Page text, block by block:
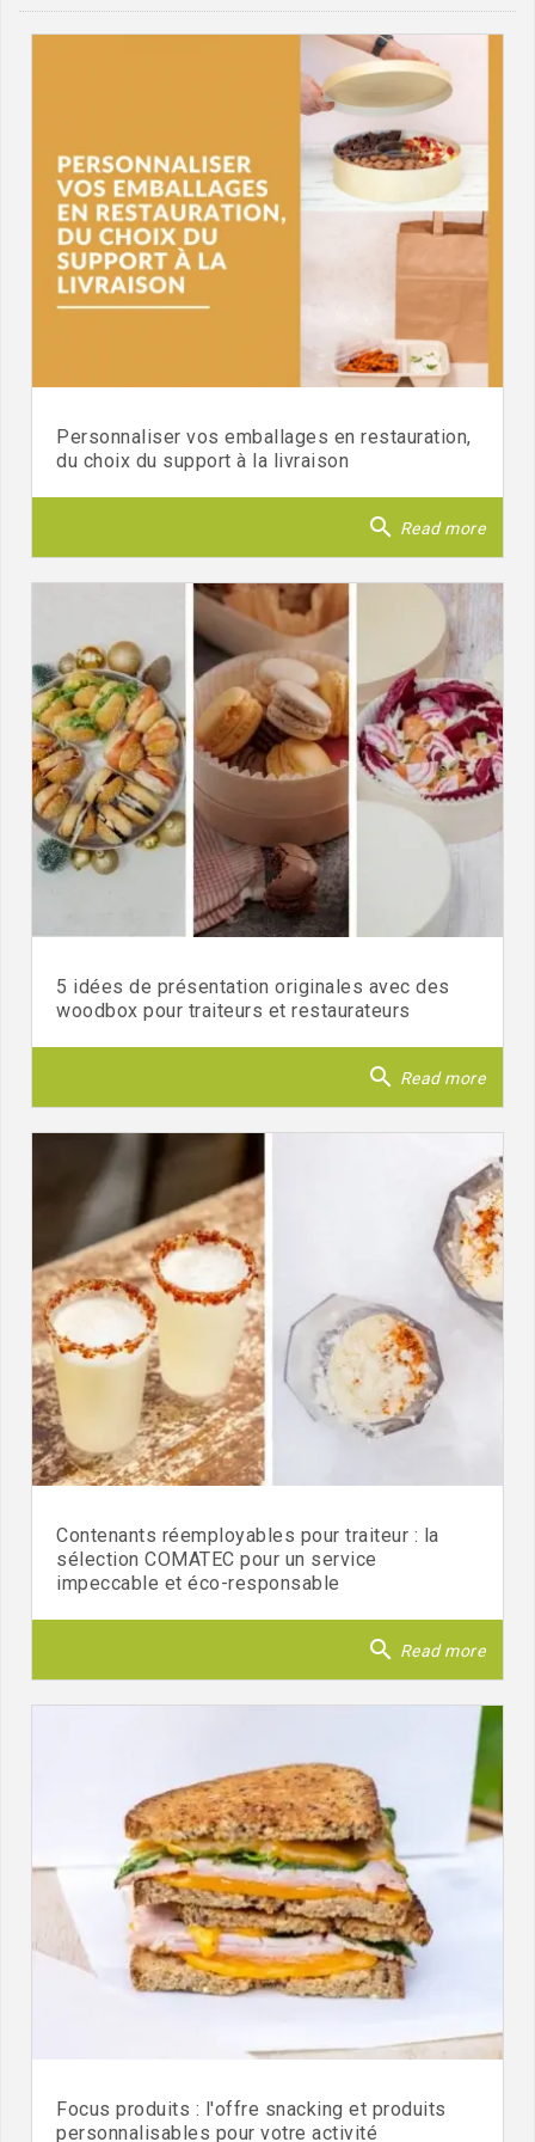
Personnaliser vos emballages en restauration,
du choix du support à la livraison
search Read more
5 idées de présentation originales avec des
woodbox pour traiteurs et restaurateurs
search Read more
Contenants réemployables pour traiteur : la
sélection COMATEC pour un service
impeccable et éco-responsable
search Read more
Focus produits : l'offre snacking et produits
personnalisables pour votre activité